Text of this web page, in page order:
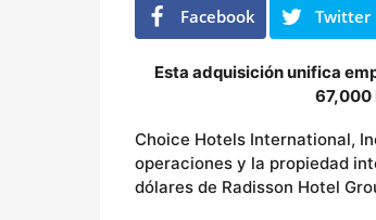
Facebook Twitter
Esta adquisición unifica
67,000
Choice Hotels International,
operaciones y la propiedad
dólares de Radisson Hotel